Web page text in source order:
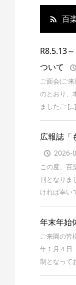
百
R8.5.13
ついて
ご面会(ご
のとおり、
ましたご […]
広報誌
2026-
この度、百
刊となりま
ければ幸い
年末年始
ご来園の
年１月４日
制となって